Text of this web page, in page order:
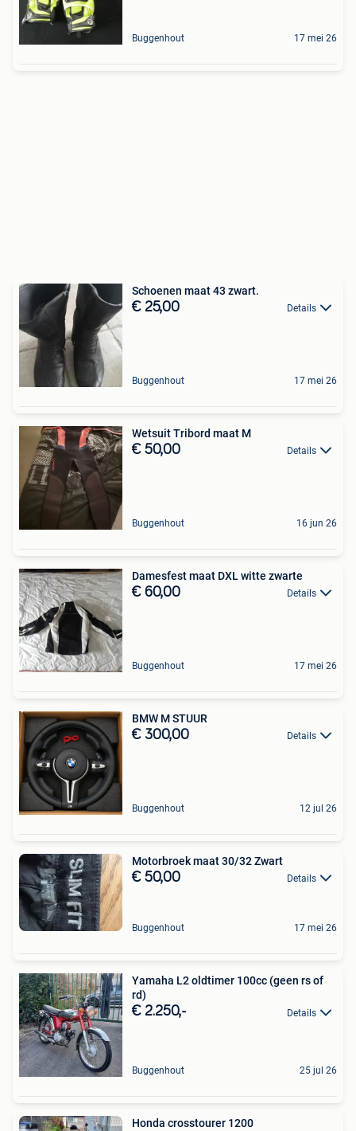
Buggenhout 17 mei 26
Schoenen maat 43 zwart.
€ 25,00 Details
Buggenhout 17 mei 26
Wetsuit Tribord maat M
€ 50,00 Details
Buggenhout 16 jun 26
Damesfest maat DXL witte zwarte
€ 60,00 Details
Buggenhout 17 mei 26
BMW M STUUR
€ 300,00 Details
Buggenhout 12 jul 26
Motorbroek maat 30/32 Zwart
€ 50,00 Details
Buggenhout 17 mei 26
Yamaha L2 oldtimer 100cc (geen rs of
rd)
€ 2.250,- Details
Buggenhout 25 jul 26
Honda crosstourer 1200